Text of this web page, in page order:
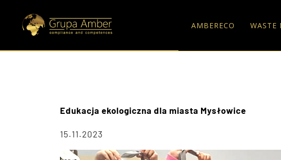
AMBERECO WASTE
Edukacja ekologiczna dla miasta Mysłowice
15.11.2023